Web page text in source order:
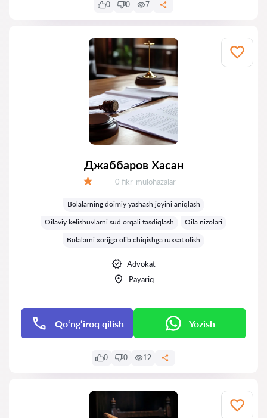
0 0 7
Джаббаров Хасан
Fikrlar:
0 fikr-mulohazalar
Bolalarning doimiy yashash joyini aniqlash
Oilaviy kelishuvlarni sud orqali tasdiqlash
Oila nizolari
Bolalarni xorijga olib chiqishga ruxsat olish
Advokat
Payariq
Qo‘ng‘iroq qilish Yozish
0 0 12